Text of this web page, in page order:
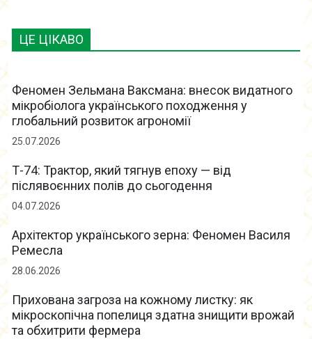
ЦЕ ЦІКАВО
Феномен Зельмана Ваксмана: внесок видатного
мікробіолога українського походження у
глобальний розвиток агрономії
25.07.2026
Т-74: Трактор, який тягнув епоху — від
післявоєнних полів до сьогодення
04.07.2026
Архітектор українського зерна: Феномен Василя
Ремесла
28.06.2026
Прихована загроза на кожному листку: як
мікроскопічна попелиця здатна знищити врожай
та обхитрити фермера